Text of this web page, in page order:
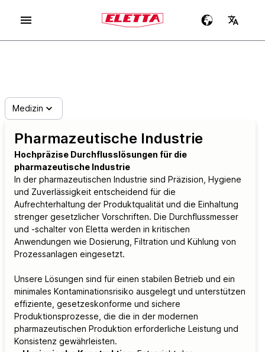
Medizin
Pharmazeutische Industrie
Hochpräzise Durchflusslösungen für die
pharmazeutische Industrie
In der pharmazeutischen Industrie sind Präzision, Hygiene
und Zuverlässigkeit entscheidend für die
Aufrechterhaltung der Produktqualität und die Einhaltung
strenger gesetzlicher Vorschriften. Die Durchflussmesser
und -schalter von Eletta werden in kritischen
Anwendungen wie Dosierung, Filtration und Kühlung von
Prozessanlagen eingesetzt.
Unsere Lösungen sind für einen stabilen Betrieb und ein
minimales Kontaminationsrisiko ausgelegt und unterstützen
effiziente, gesetzeskonforme und sichere
Produktionsprozesse, die die in der modernen
pharmazeutischen Produktion erforderliche Leistung und
Konsistenz gewährleisten.